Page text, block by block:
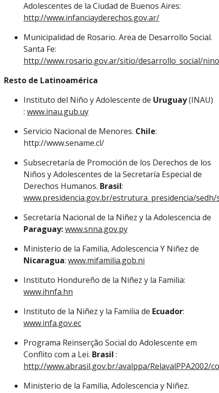
Adolescentes de la Ciudad de Buenos Aires:
http://www.infanciayderechos.gov.ar/
Municipalidad de Rosario. Area de Desarrollo Social.
Santa Fe:
http://www.rosario.gov.ar/sitio/desarrollo_social/
Resto de Latinoamérica
Instituto del Niño y Adolescente de Uruguay(INAU)
: www.inau.gub.uy
Servicio Nacional de Menores. Chile:
http://www.sename.cl/
Subsecretaría de Promoción de los Derechos de los
Niños y Adolescentes de la Secretaría Especial de
Derechos Humanos. Brasil:
www.presidencia.gov.br/estrutura_presidencia/sedh/
Secretaría Nacional de la Niñez y la Adolescencia de
Paraguay:www.snna.gov.py
Ministerio de la Familia, Adolescencia Y Niñez de
Nicaragua: www.mifamilia.gob.ni
Instituto Hondureño de la Niñez y la Familia:
www.ihnfa.hn
Instituto de la Niñez y la Familia de Ecuador:
www.infa.gov.ec
Programa Reinserção Social do Adolescente em
Conflito com a Lei. Brasil :
http://www.abrasil.gov.br/avalppa/RelavalPPA2002/
Ministerio de la Familia, Adolescencia y Niñez.